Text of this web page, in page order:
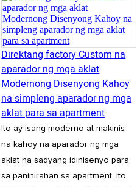
Direktang factory Custom na
aparador ng mga aklat
Modernong Disenyong Kahoy
na simpleng aparador ng mga
aklat para sa apartment
Ito ay isang moderno at makinis
na kahoy na aparador ng mga
aklat na sadyang idinisenyo para
sa paninirahan sa apartment. Ito